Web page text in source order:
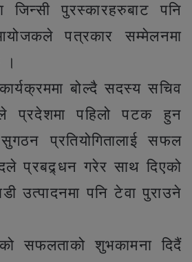
पुरस्कारहरुबाट पनि
पत्रकार सम्मेलनमा
।
बोल्दै सदस्य सचिव
प्रदेशमा पहिलो पटक हुन
प्रतियोगितालाई सफल
प्रबद्र्धन गरेर साथ दिएको
उत्पादनमा पनि टेवा पुराउने
सफलताको शुभकामना दिदैं